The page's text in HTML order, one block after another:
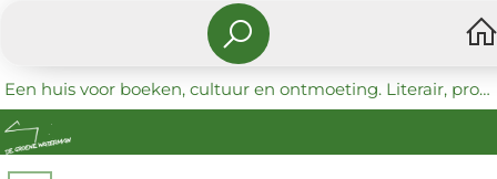
Een huis voor boeken, cultuur en ontmoeting. Literair, progressief en coöperatief.